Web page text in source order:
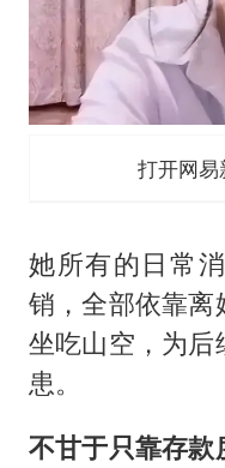
打开网
她所有的日常
销，全部依靠离
坐吃山空，为后
患。
不甘于只靠存